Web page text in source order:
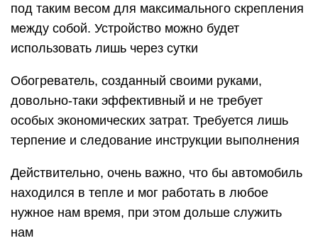
под таким весом для максимального скрепления
между собой. Устройство можно будет
использовать лишь через сутки
Обогреватель, созданный своими руками,
довольно-таки эффективный и не требует
особых экономических затрат. Требуется лишь
терпение и следование инструкции выполнения
Действительно, очень важно, что бы автомобиль
находился в тепле и мог работать в любое
нужное нам время, при этом дольше служить
нам